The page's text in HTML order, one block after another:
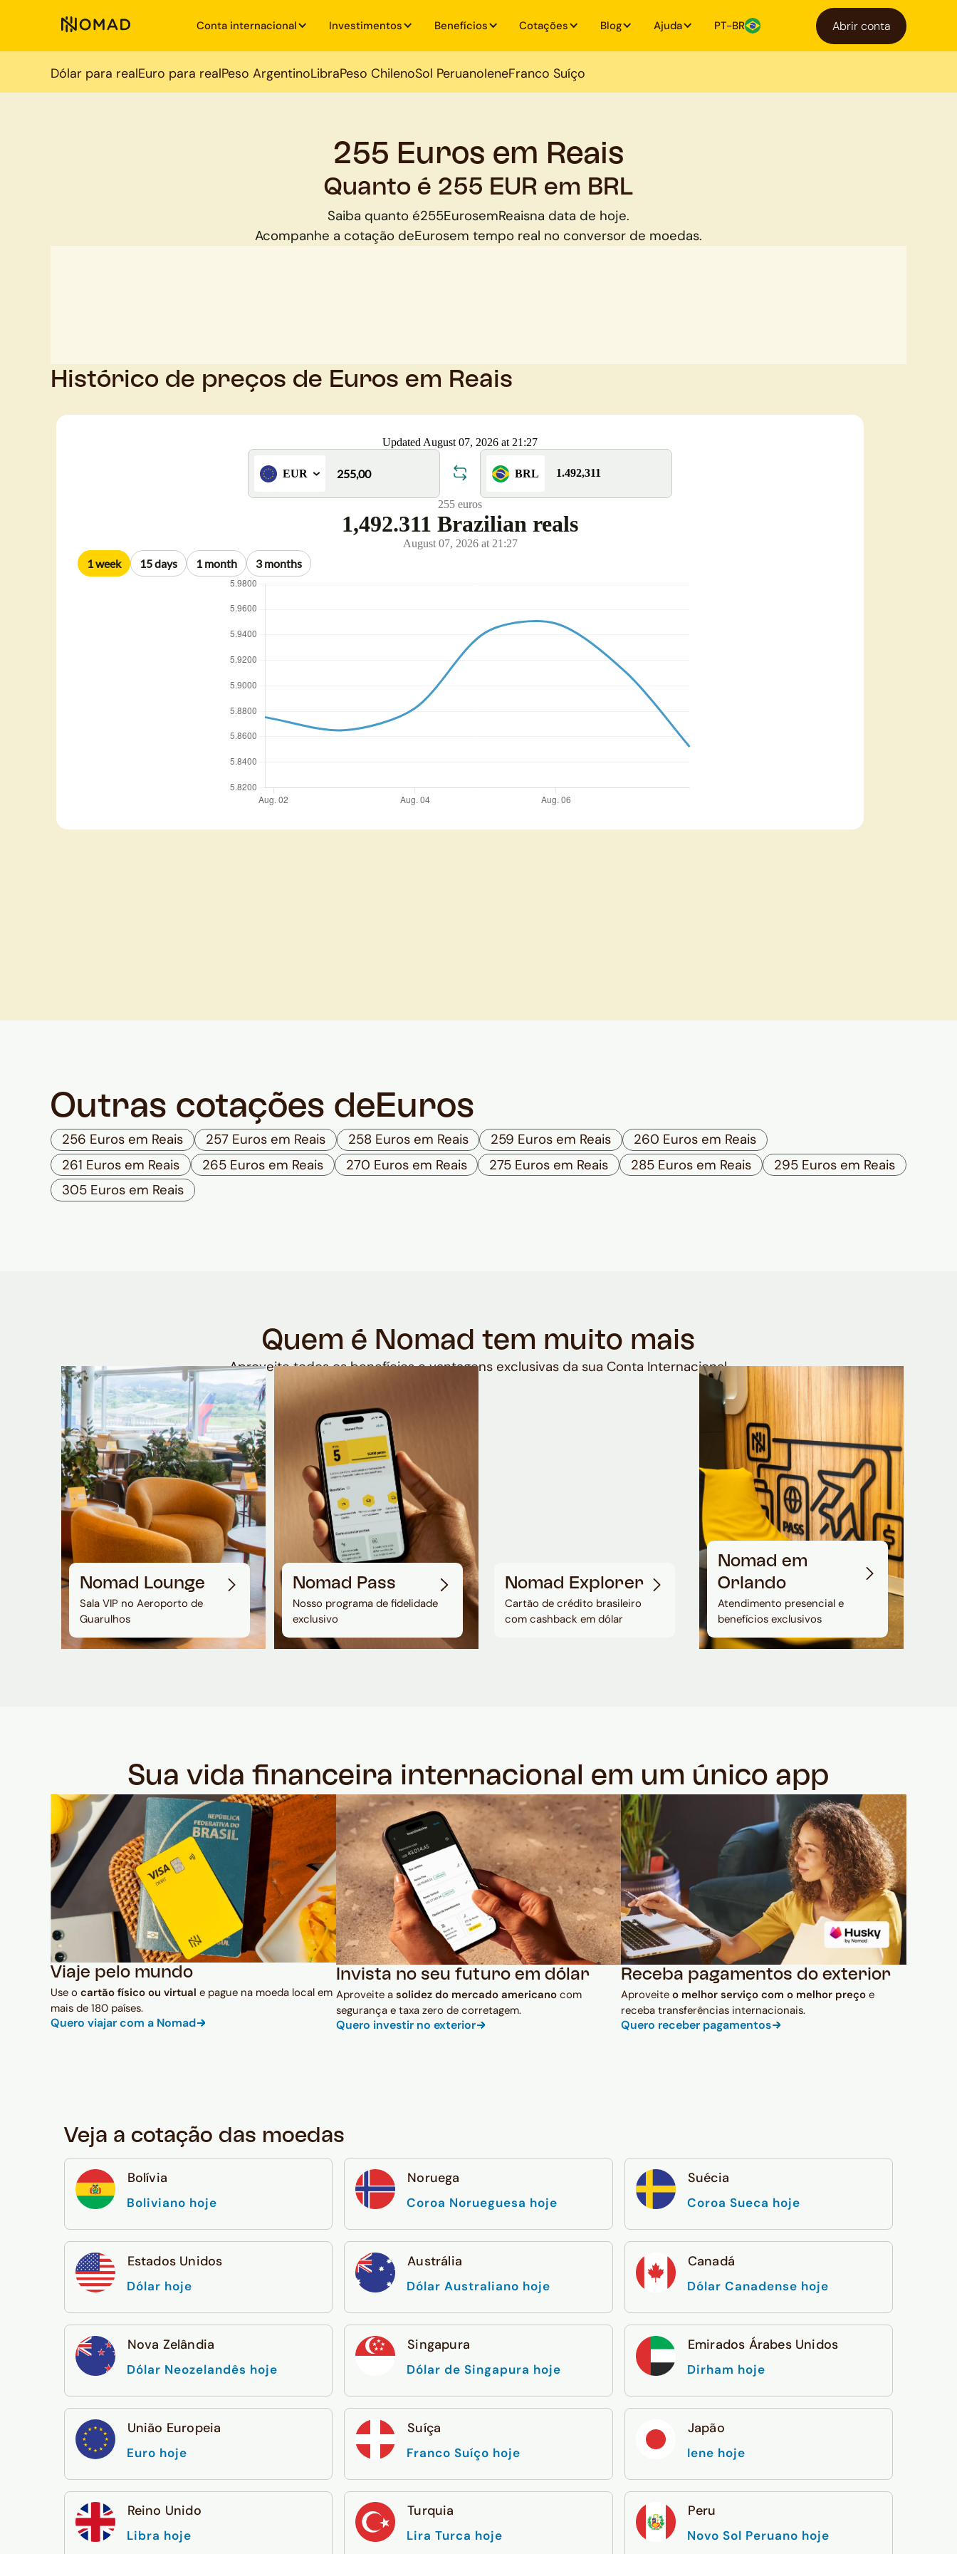
Conta internacional Investimentos Benefícios Cotações Blog Ajuda PT-BR Abrir conta
Dólar para realEuro para realPeso ArgentinoLibraPeso ChilenoSol PeruanoIeneFranco Suíço
255 Euros em Reais
Quanto é 255 EUR em BRL
Saiba quanto é255EurosemReaisna data de hoje.
Acompanhe a cotação deEurosem tempo real no conversor de moedas.
Histórico de preços de Euros em Reais
Outras cotações de Euros
256 Euros em Reais 257 Euros em Reais 258 Euros em Reais 259 Euros em Reais
260 Euros em Reais
261 Euros em Reais
265 Euros em Reais 270 Euros em Reais 275 Euros em Reais 285 Euros em Reais
295 Euros em Reais
305 Euros em Reais
Quem é Nomad tem muito mais
Aproveite todos os benefícios e vantagens exclusivas da sua Conta Internacional
Nomad Lounge
Sala VIP no Aeroporto de
Guarulhos
Nomad Pass
Nosso programa de fidelidade
exclusivo
Nomad Explorer
Cartão de crédito brasileiro
com cashback em dólar
Nomad em
Orlando
Atendimento presencial e
benefícios exclusivos
Sua vida financeira internacional em um único app
Viaje pelo mundo
Use o cartão físico ou virtual e pague na moeda local em
mais de 180 países.
Quero viajar com a Nomad
Invista no seu futuro em dólar
Aproveite a solidez do mercado americanocom
segurança e taxa zero de corretagem.
Quero investir no exterior
Receba pagamentos do exterior
Aproveiteo melhor serviço com o melhor preço e
receba transferências internacionais.
Quero receber pagamentos
Veja a cotação das moedas
Bolívia
Boliviano hoje
Noruega
Coroa Norueguesa hoje
Suécia
Coroa Sueca hoje
Estados Unidos
Dólar hoje
Austrália
Dólar Australiano hoje
Canadá
Dólar Canadense hoje
Nova Zelândia
Dólar Neozelandês hoje
Singapura
Dólar de Singapura hoje
Emirados Árabes Unidos
Dirham hoje
União Europeia
Euro hoje
Suíça
Franco Suíço hoje
Japão
Iene hoje
Reino Unido
Libra hoje
Turquia
Lira Turca hoje
Peru
Novo Sol Peruano hoje